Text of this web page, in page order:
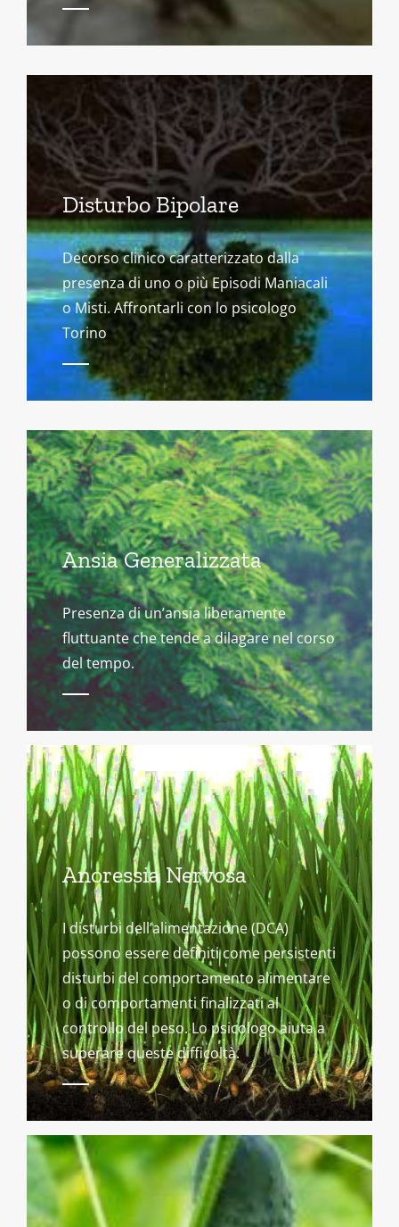
Disturbo Bipolare
Decorso clinico caratterizzato dalla
presenza di uno o più Episodi Maniacali
o Misti. Affrontarli con lo psicologo
Torino
Ansia Generalizzata
Presenza di un’ansia liberamente
fluttuante che tende a dilagare nel corso
del tempo.
Anoressia Nervosa
I disturbi dell’alimentazione (DCA)
possono essere definiti come persistenti
disturbi del comportamento alimentare
o di comportamenti finalizzati al
controllo del peso. Lo psicologo aiuta a
superare queste difficoltà.